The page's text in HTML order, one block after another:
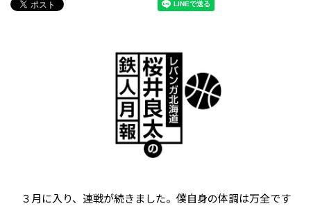
３月に入り、連戦が続きました。僕自身の体調は万全です